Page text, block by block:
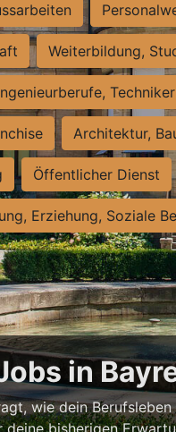
Weiterbildung,
Techniker
Architektur,
Öffentlicher Dienst
Erziehung, Soziale
in
wie dein